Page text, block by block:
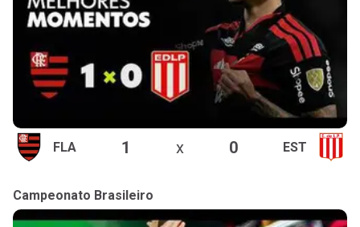
FLA 1 x 0 EST
Campeonato Brasileiro